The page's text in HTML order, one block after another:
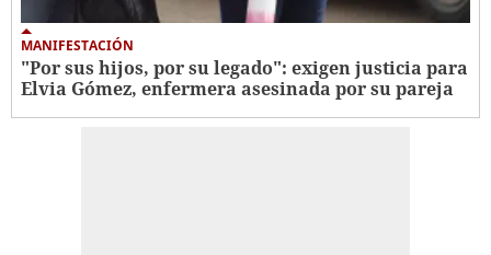
MANIFESTACIÓN
"Por sus hijos, por su legado": exigen justicia para
Elvia Gómez, enfermera asesinada por su pareja